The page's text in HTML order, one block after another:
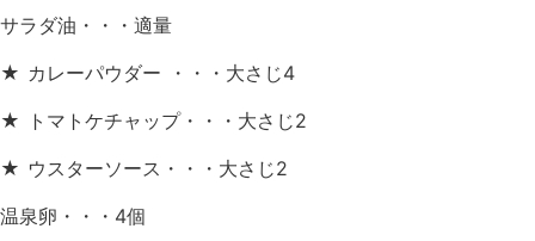
サラダ油・・・適量
★ カレーパウダー ・・・大さじ4
★ トマトケチャップ・・・大さじ2
★ ウスターソース・・・大さじ2
温泉卵・・・4個